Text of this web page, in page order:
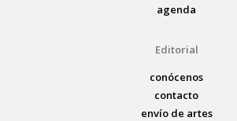
agenda
Editorial
conócenos
contacto
envío de artes